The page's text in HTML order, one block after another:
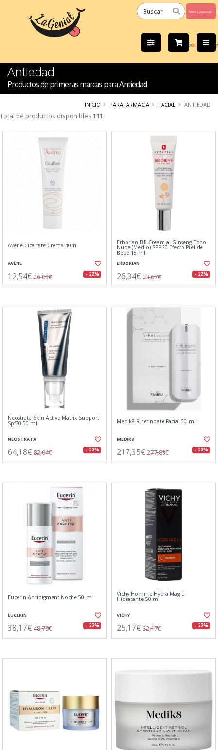
by
Antiedad
Productos de primeras marcas para Antiedad
INICIO PARAFARMACIA FACIAL ANTIEDAD
Total de productos disponibles 111
Avene Cicalfate Crema 40ml
AVÈNE
12,54€ 16,03€ - 22%
Erborian BB Cream al Ginseng Tono
Nude (Medio) SPF 20 Efecto Piel de
Bebé 15 ml
ERBORIAN
26,34€ 33,67€ - 22%
Neostrata Skin Active Matrix Support
Spf30 50 ml
NEOSTRATA
64,18€ 82,04€ - 22%
Medik8 R-retinoate Facial 50 ml
MEDIK8
217,35€ 277,83€ - 22%
Eucerin Antipigment Noche 50 ml
EUCERIN
38,17€ 48,79€ - 22%
Vichy Homme Hydra Mag C
Hidratante 50 ml
VICHY
25,17€ 32,17€ - 22%